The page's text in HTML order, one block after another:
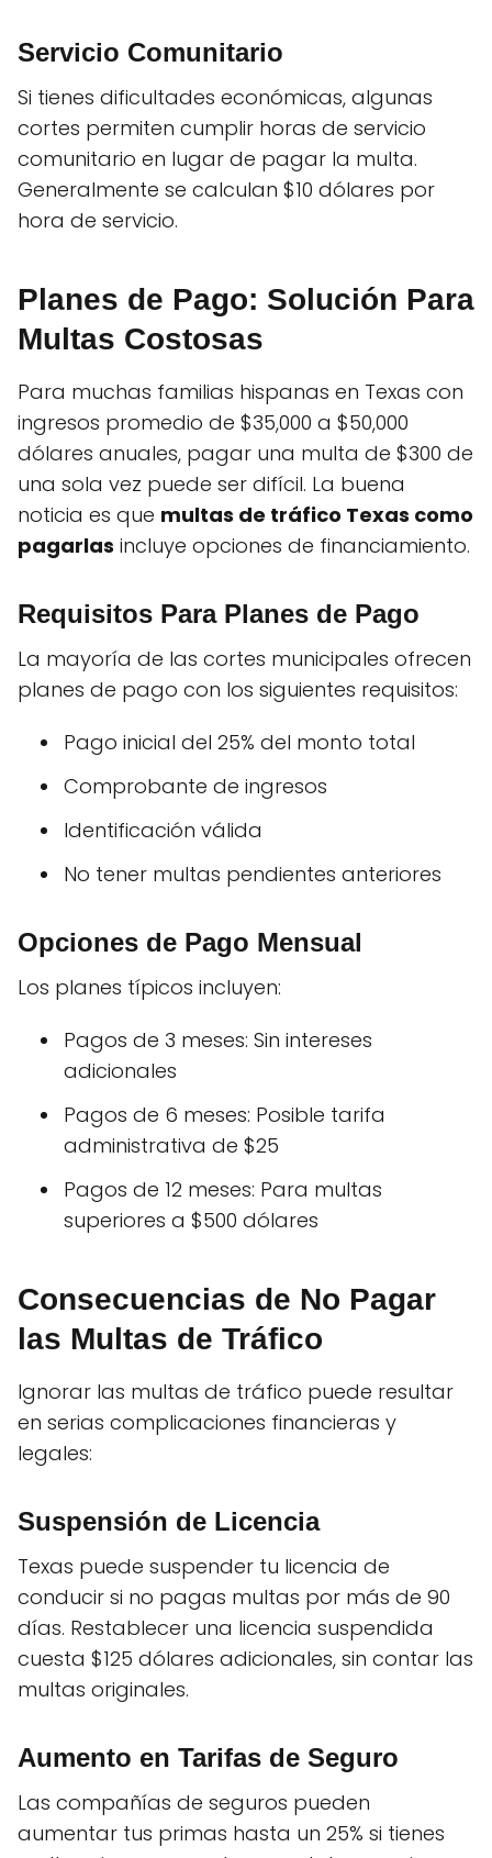
Servicio Comunitario
Si tienes dificultades económicas, algunas
cortes permiten cumplir horas de servicio
comunitario en lugar de pagar la multa.
Generalmente se calculan $10 dólares por
hora de servicio.
Planes de Pago: Solución Para
Multas Costosas
Para muchas familias hispanas en Texas con
ingresos promedio de $35,000 a $50,000
dólares anuales, pagar una multa de $300 de
una sola vez puede ser difícil. La buena
noticia es que multas de tráfico Texas como
pagarlas incluye opciones de financiamiento.
Requisitos Para Planes de Pago
La mayoría de las cortes municipales ofrecen
planes de pago con los siguientes requisitos:
Pago inicial del 25% del monto total
Comprobante de ingresos
Identificación válida
No tener multas pendientes anteriores
Opciones de Pago Mensual
Los planes típicos incluyen:
Pagos de 3 meses: Sin intereses
adicionales
Pagos de 6 meses: Posible tarifa
administrativa de $25
Pagos de 12 meses: Para multas
superiores a $500 dólares
Consecuencias de No Pagar
las Multas de Tráfico
Ignorar las multas de tráfico puede resultar
en serias complicaciones financieras y
legales:
Suspensión de Licencia
Texas puede suspender tu licencia de
conducir si no pagas multas por más de 90
días. Restablecer una licencia suspendida
cuesta $125 dólares adicionales, sin contar las
multas originales.
Aumento en Tarifas de Seguro
Las compañías de seguros pueden
aumentar tus primas hasta un 25% si tienes